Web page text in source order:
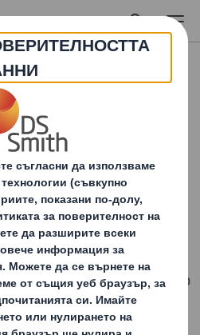
4
конкурс за
и напитки, нови
Връчването на
04 Ноември 2020г. в Интер
на международните
и оборудване,